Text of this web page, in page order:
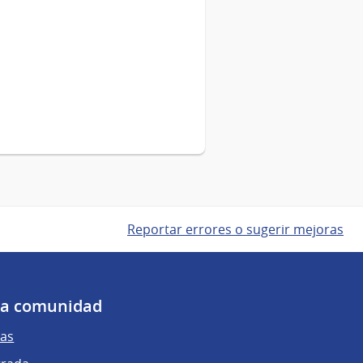
Reportar errores o sugerir mejoras
comunidad